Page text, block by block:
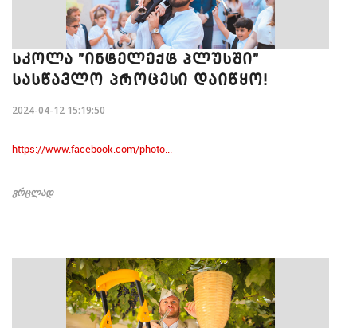
ᲡᲙᲝᲚᲐ "ᲘᲜᲢᲔᲚᲔᲥᲢ ᲞᲚᲣᲡᲨᲘ"
ᲡᲐᲡᲬᲐᲕᲚᲝ ᲞᲠᲝᲪᲔᲡᲘ ᲓᲐᲘᲬᲧᲝ!
2024-04-12 15:19:50
https://www.facebook.com/photo...
ᲕᲠᲪᲚᲐᲓ